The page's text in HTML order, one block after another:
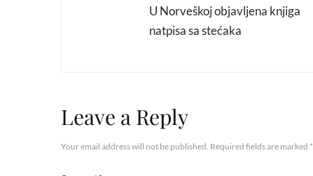
U Norveškoj objavljena knjiga
natpisa sa stećaka
Leave a Reply
Your email address will not be published. Required fields are marked *